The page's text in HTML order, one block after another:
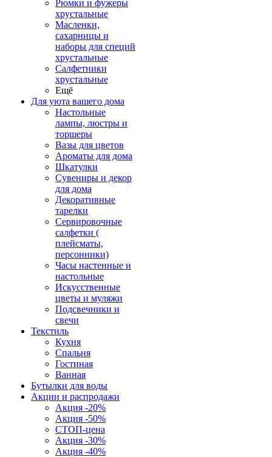
Рюмки и фужеры
хрустальные
Масленки,
сахарницы и
наборы для специй
хрустальные
Салфетники
хрустальные
Ещё
Для уюта вашего дома
Настольные
лампы, люстры и
торшеры
Вазы для цветов
Ароматы для дома
Шкатулки
Сувениры и декор
для дома
Декоративные
тарелки
Сервировочные
салфетки (
плейсматы,
персонники)
Часы настенные и
настольные
Искусственные
цветы и муляжи
Подсвечники и
свечи
Текстиль
Кухня
Спальня
Гостиная
Ванная
Бутылки для воды
Акции и распродажи
Акция -20%
Акция -50%
СТОП-цена
Акция -30%
Акция -40%